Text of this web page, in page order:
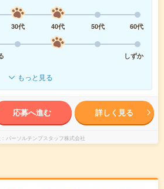
30代 40代 50代
60代
しずか
もっと見る
応募へ進む 詳しく見る
パーソルテンプスタッフ株式会社